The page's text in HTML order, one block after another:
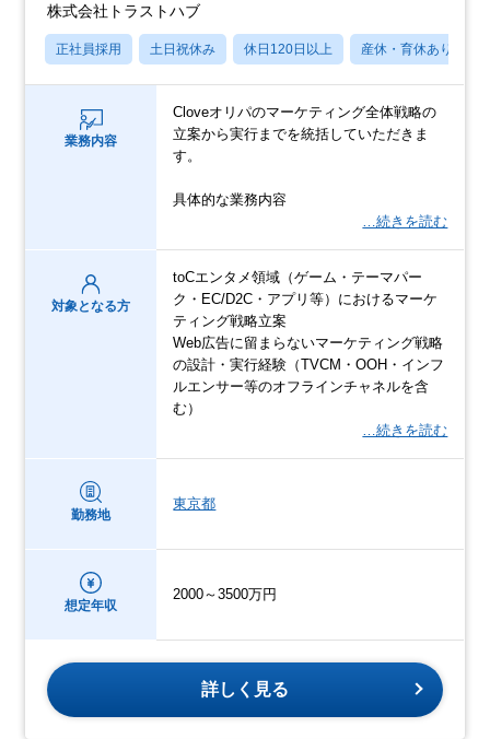
株式会社トラストハブ
正社員採用 土日祝休み 休日120日以上 産休・育休あり
業務内容
Cloveオリパのマーケティング全体戦略の
立案から実行までを統括していただきま
す。
具体的な業務内容
…続きを読む
対象となる方
toCエンタメ領域（ゲーム・テーマパー
ク・EC/D2C・アプリ等）におけるマーケ
ティング戦略立案
Web広告に留まらないマーケティング戦略
の設計・実行経験（TVCM・OOH・インフ
ルエンサー等のオフラインチャネルを含
む）
…続きを読む
勤務地
東京都
想定年収
2000～3500万円
詳しく見る